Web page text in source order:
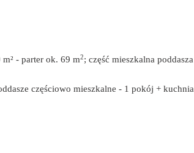
- parter ok. 69 m2; część mieszkalna poddasza
częściowo mieszkalne - 1 pokój + kuchnia